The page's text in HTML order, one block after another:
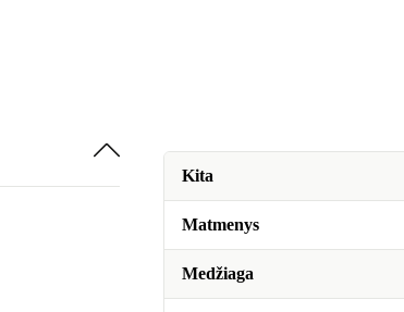
Kita
Matmenys
Medžiaga